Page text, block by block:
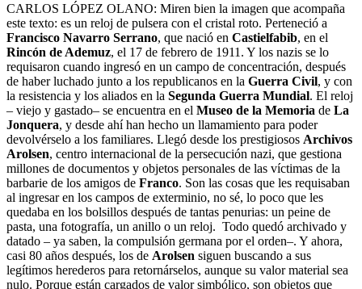
CARLOS LÓPEZ OLANO: Miren bien la imagen que acompaña
este texto: es un reloj de pulsera con el cristal roto. Perteneció a
Francisco Navarro Serrano, que nació en Castielfabib, en el
Rincón de Ademuz, el 17 de febrero de 1911. Y los nazis se lo
requisaron cuando ingresó en un campo de concentración, después
de haber luchado junto a los republicanos en la Guerra Civil, y con
la resistencia y los aliados en la Segunda Guerra Mundial. El reloj
­– viejo y gastado– se encuentra en el Museo de la Memoria de La
Jonquera, y desde ahí han hecho un llamamiento para poder
devolvérselo a los familiares. Llegó desde los prestigiosos Archivos
Arolsen, centro internacional de la persecución nazi, que gestiona
millones de documentos y objetos personales de las víctimas de la
barbarie de los amigos de Franco. Son las cosas que les requisaban
al ingresar en los campos de exterminio, no sé, lo poco que les
quedaba en los bolsillos después de tantas penurias: un peine de
pasta, una fotografía, un anillo o un reloj. Todo quedó archivado y
datado – ya saben, la compulsión germana por el orden–. Y ahora,
casi 80 años después, los de Arolsen siguen buscando a sus
legítimos herederos para retornárselos, aunque su valor material sea
nulo. Porque están cargados de valor simbólico, son objetos que